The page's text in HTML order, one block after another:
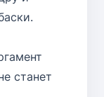
станет